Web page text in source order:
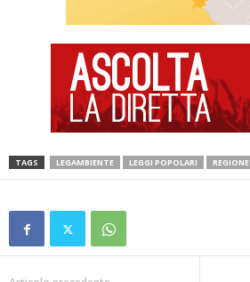
TAGS LEGAMBIENTE LEGGI POPOLARI REGIONE